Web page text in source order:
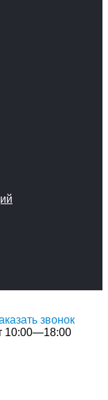
звонок
10:00—18:00